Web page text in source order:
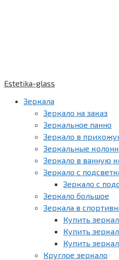
Estetika-glass
Зеркала
Зеркало на заказ
Зеркальное панно
Зеркало в
Зеркальные
Зеркало в ванную
Зеркало с
Зеркало с
Зеркало большое
Зеркала в
Купить
Купить
Купить
Круглое зеркало